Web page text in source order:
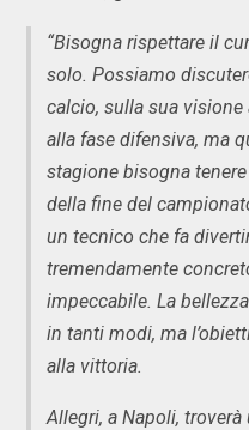
“Bisogna rispettare il
solo. Possiamo
calcio, sulla sua
alla fase difensiva, ma
stagione bisogna
della fine del
un tecnico che fa
tremendamente
impeccabile. La
in tanti modi, ma
alla vittoria.
Allegri, a Napoli,